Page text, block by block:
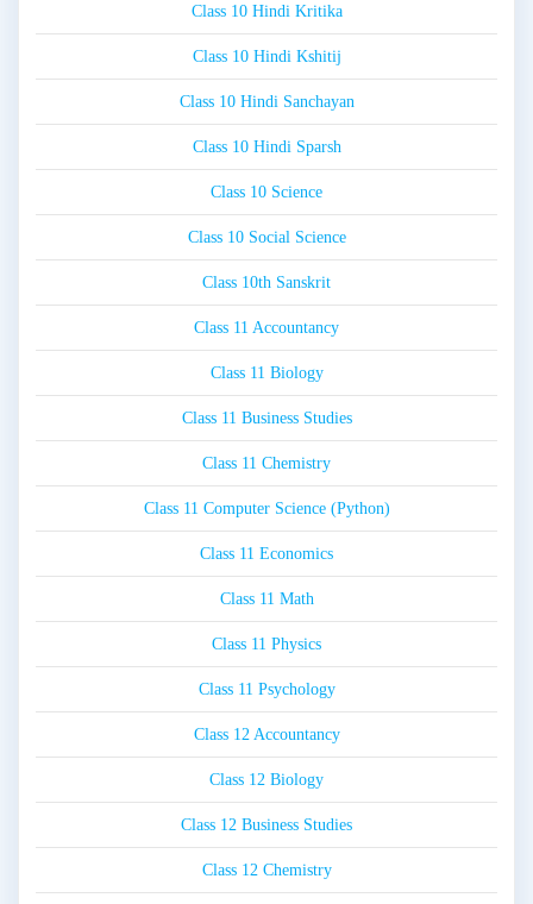
Class 10 Hindi Kritika
Class 10 Hindi Kshitij
Class 10 Hindi Sanchayan
Class 10 Hindi Sparsh
Class 10 Science
Class 10 Social Science
Class 10th Sanskrit
Class 11 Accountancy
Class 11 Biology
Class 11 Business Studies
Class 11 Chemistry
Class 11 Computer Science (Python)
Class 11 Economics
Class 11 Math
Class 11 Physics
Class 11 Psychology
Class 12 Accountancy
Class 12 Biology
Class 12 Business Studies
Class 12 Chemistry